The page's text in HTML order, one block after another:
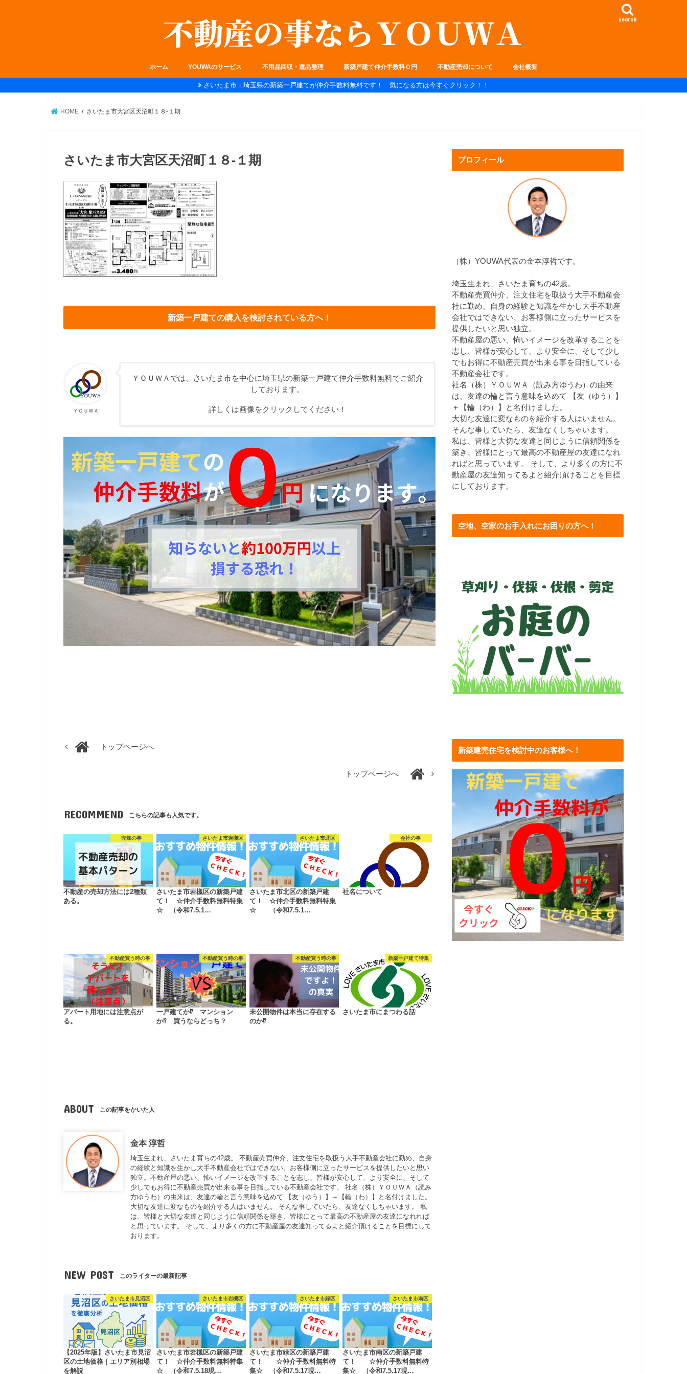
search
ホーム YOUWAのサービス 不用品回収・遺品整理 新築戸建て仲介手数料０円 不動産売却について 会社概要
さいたま市・埼玉県の新築一戸建てが仲介手数料無料です！ 気になる方は今すぐクリック！！
HOME さいたま市大宮区天沼町１８-１期
さいたま市大宮区天沼町１８-１期
新築一戸建ての購入を検討されている方へ！
ＹＯＵＷＡ
ＹＯＵＷＡでは、さいたま市を中心に埼玉県の新築一戸建て仲介手数料無料でご紹介
しております。
詳しくは画像をクリックしてください！
トップページへ
トップページへ
RECOMMEND こちらの記事も人気です。
売却の事
不動産の売却方法には2種類
ある。
さいたま市岩槻区
さいたま市岩槻区の新築戸建
て！ ☆仲介手数料無料特集
☆ （令和7.5.1…
さいたま市北区
さいたま市北区の新築戸建
て！ ☆仲介手数料無料特集
☆ （令和7.5.1…
会社の事
社名について
不動産買う時の事
アパート用地には注意点が
る。
不動産買う時の事
一戸建てか⁉ マンション
か⁉ 買うならどっち？
不動産買う時の事
未公開物件は本当に存在する
のか⁉
新築一戸建て特集
さいたま市にまつわる話
ABOUT この記事をかいた人
金本 淳哲
埼玉生まれ、さいたま育ちの42歳。 不動産売買仲介、注文住宅を取扱う大手不動産会社に勤め、自身
の経験と知識を生かし大手不動産会社ではできない、お客様側に立ったサービスを提供したいと思い
独立。不動産屋の悪い、怖いイメージを改革することを志し、皆様が安心して、より安全に、そして
少しでもお得に不動産売買が出来る事を目指している不動産会社です。 社名（株）ＹＯＵＷＡ（読み
方ゆうわ）の由来は、友達の輪と言う意味を込めて 【友（ゆう）】＋【輪（わ）】と名付けました。
大切な友達に変なものを紹介する人はいません。 そんな事していたら、友達なくしちゃいます。 私
は、皆様と大切な友達と同じように信頼関係を築き、皆様にとって最高の不動産屋の友達になれれば
と思っています。 そして、より多くの方に不動産屋の友達知ってるよと紹介頂けることを目標にして
おります。
NEW POST このライターの最新記事
さいたま市見沼区
【2025年版】さいたま市見沼
区の土地価格｜エリア別相場
を解説
さいたま市岩槻区
さいたま市岩槻区の新築戸建
て！ ☆仲介手数料無料特集
☆ （令和7.5.18現…
さいたま市緑区
さいたま市緑区の新築戸建
て！ ☆仲介手数料無料特
集☆ （令和7.5.17現…
さいたま市南区
さいたま市南区の新築戸建
て！ ☆仲介手数料無料特
集☆ （令和7.5.17現…
プロフィール
（株）YOUWA代表の金本淳哲です。
埼玉生まれ、さいたま育ちの42歳。
不動産売買仲介、注文住宅を取扱う大手不動産会
社に勤め、自身の経験と知識を生かし大手不動産
会社ではできない、お客様側に立ったサービスを
提供したいと思い独立。
不動産屋の悪い、怖いイメージを改革することを
志し、皆様が安心して、より安全に、そして少し
でもお得に不動産売買が出来る事を目指している
不動産会社です。
社名（株）ＹＯＵＷＡ（読み方ゆうわ）の由来
は、友達の輪と言う意味を込めて 【友（ゆう）】
＋【輪（わ）】と名付けました。
大切な友達に変なものを紹介する人はいません。
そんな事していたら、友達なくしちゃいます。
私は、皆様と大切な友達と同じように信頼関係を
築き、皆様にとって最高の不動産屋の友達になれ
ればと思っています。 そして、より多くの方に不
動産屋の友達知ってるよと紹介頂けることを目標
にしております。
空地、空家のお手入れにお困りの方へ！
新築建売住宅を検討中のお客様へ！